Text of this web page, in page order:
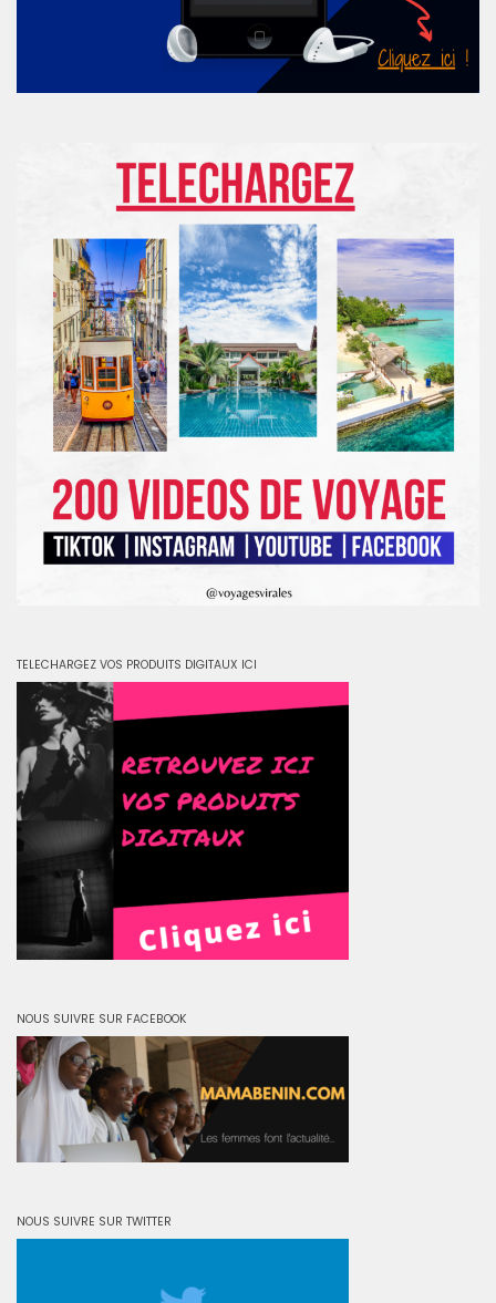
TELECHARGEZ VOS PRODUITS DIGITAUX ICI
NOUS SUIVRE SUR FACEBOOK
NOUS SUIVRE SUR TWITTER